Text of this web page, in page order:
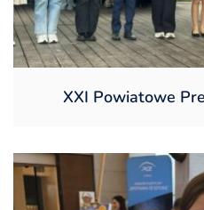
XXI Powiatowe